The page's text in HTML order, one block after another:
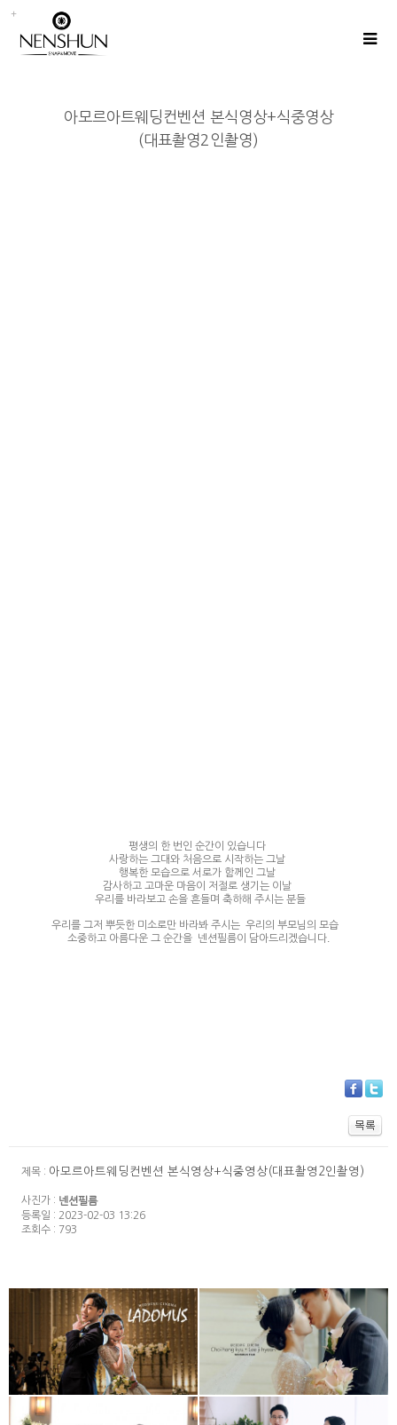
아모르아트웨딩컨벤션 본식영상+식중영상
(대표촬영2인촬영)
평생의 한 번인 순간이 있습니다
사랑하는 그대와 처음으로 시작하는 그날
행복한 모습으로 서로가 함께인 그날
감사하고 고마운 마음이 저절로 생기는 이날
​ 우리를 바라보고 손을 흔들며 축하해 주시는 분들
우리를 그저 뿌듯한 미소로만 바라봐 주시는 우리의 부모님의 모습 ​
소중하고 아름다운 그 순간을 넨션필름이 담아드리겠습니다.
제목 : 아모르아트웨딩컨벤션 본식영상+식중영상(대표촬영2인촬영)
사진가 : 넨션필름
등록일 : 2023-02-03 13:26
조회수 : 793
대전 라도무스 더빈웨딩컨벤션 (메인실장)